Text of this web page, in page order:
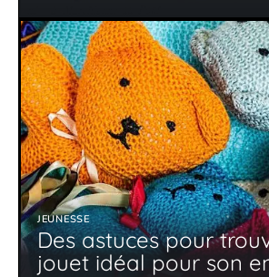
JEUNESSE
Des astuces pour
jouet idéal pour son